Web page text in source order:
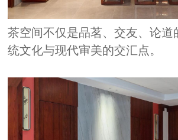
茶空间不仅是品茗、交友、论道
统文化与现代审美的交汇点。